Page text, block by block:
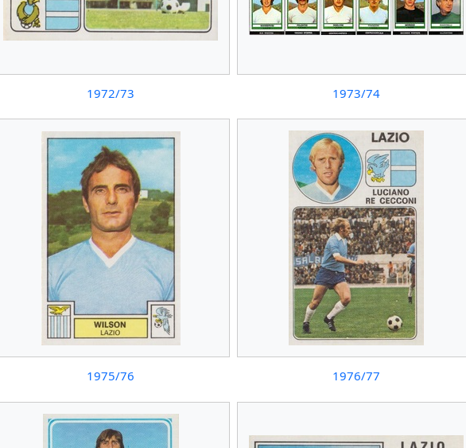
1972/73 1973/74
1975/76 1976/77